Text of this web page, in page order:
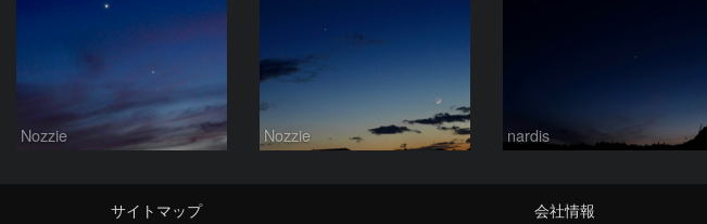
Nozzie Nozzie nardis
サイトマップ
会社情報